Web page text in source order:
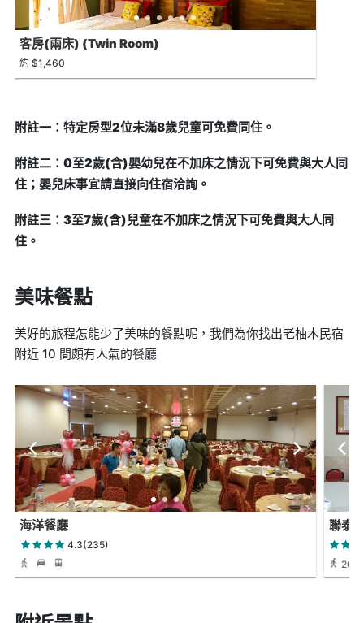
客房(兩床) (Twin Room)
約 $1,460
附註一：特定房型2位未滿8歲兒童可免費同住。
附註二：0至2歲(含)嬰幼兒在不加床之情況下可免費與大人同
住；嬰兒床事宜請直接向住宿洽詢。
附註三：3至7歲(含)兒童在不加床之情況下可免費與大人同
住。
美味餐點
美好的旅程怎能少了美味的餐點呢，我們為你找出老柚木民宿
附近 10 間頗有人氣的餐廳
海洋餐廳
4.3(235)
聯泰
20